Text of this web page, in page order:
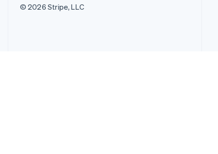
© 2026 Stripe, LLC